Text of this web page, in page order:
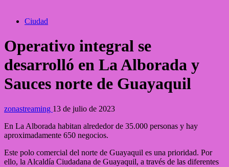
Ciudad
Operativo integral se
desarrolló en La Alborada y
Sauces norte de Guayaquil
zonastreaming 13 de julio de 2023
En La Alborada habitan alrededor de 35.000 personas y hay
aproximadamente 650 negocios.
Este polo comercial del norte de Guayaquil es una prioridad. Por
ello, la Alcaldía Ciudadana de Guayaquil, a través de las diferentes